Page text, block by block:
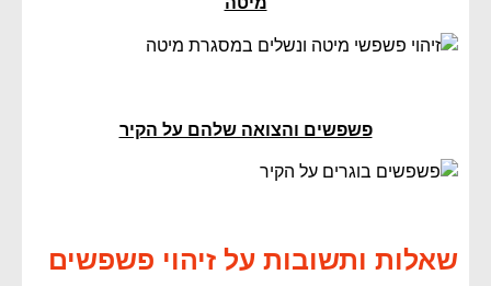
פשפשים והצואה שלהם על הקיר
שאלות ותשובות על זיהוי פשפשים